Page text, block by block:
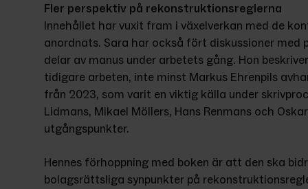
Fler perspektiv på rekonstruktionsreglerna
Innehållet har vuxit fram i växelverkan med de
anordnats. Sara har också fört diskussioner
delar av manus under arbetets gång. Hon
tidigare arbeten, inte minst Markus Ehrenpils
från 2023, som varit en viktig källa under
Lidmans, Mikael Möllers, Hans Renmans och
utgångspunkter.
Hennes förhoppning med boken är att den ska
bolagsrättsliga synpunkter på